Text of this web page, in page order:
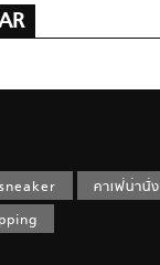
sneaker คาเฟ่น่านั่ง